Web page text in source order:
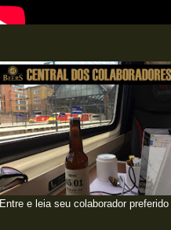
Entre e leia seu colaborador preferido